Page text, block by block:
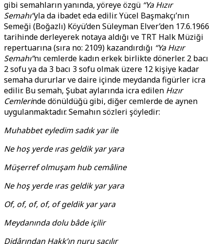
gibi semahların yanında, yöreye özgü “Ya Hızır
Semahı”yla da ibadet eda edilir. Yücel Başmakçı’nın
Semeği (Boğazlı) Köyü’den Süleyman Elver’den 17.6.1966
tarihinde derleyerek notaya aldığı ve TRT Halk Müziği
repertuarına (sıra no: 2109) kazandırdığı “Ya Hızır
Semahı”nı cemlerde kadın erkek birlikte dönerler. 2 bacı
2 sofu ya da 3 bacı 3 sofu olmak üzere 12 kişiye kadar
semaha dururlar ve daire içinde meydanda figürler icra
edilir. Bu semah, Şubat aylarında icra edilen Hızır
Cemlerinde dönüldüğü gibi, diğer cemlerde de aynen
uygulanmaktadır. Semahın sözleri şöyledir:
Muhabbet eyledim sadık yar ile
Ne hoş yerde ıras geldik yar yara
Müşerref olmuşam hub cemâline
Ne hoş yerde ıras geldik yar yara
Of, of, of, of, of geldik yar yara
Meydanında dolu bâde içilir
Didârından Hakk’ın nuru saçılır